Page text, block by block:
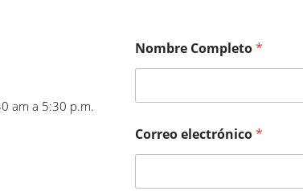
am a 5:30 p.m.
Nombre Completo*
Correo electrónico*